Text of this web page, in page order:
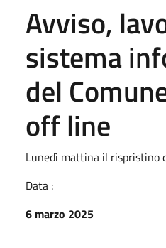
Avviso,
sistema
del
off line
Lunedì mattina il rispristino
Data :
6 marzo 2025